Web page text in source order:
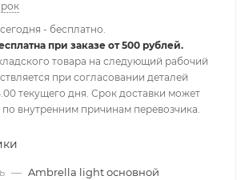
- бесплатно.
при заказе от 500 рублей.
товара на следующий рабочий
при согласовании деталей
текущего дня. Срок доставки может
по внутренним причинам перевозчика.
— Ambrella light основной